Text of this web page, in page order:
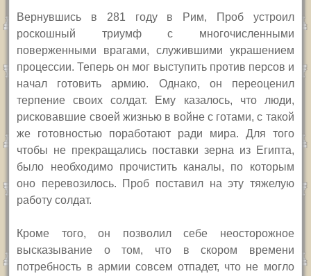
Вернувшись в 281 году в Рим, Проб устроил
роскошный триумф с многочисленными
поверженными врагами, служившими украшением
процессии. Теперь он мог выступить против персов и
начал готовить армию. Однако, он переоценил
терпение своих солдат. Ему казалось, что люди,
рисковавшие своей жизнью в войне с готами, с такой
же готовностью поработают ради мира. Для того
чтобы не прекращались поставки зерна из Египта,
было необходимо прочистить каналы, по которым
оно перевозилось. Проб поставил на эту тяжелую
работу солдат.
Кроме того, он позволил себе неосторожное
высказывание о том, что в скором времени
потребность в армии совсем отпадет, что не могло